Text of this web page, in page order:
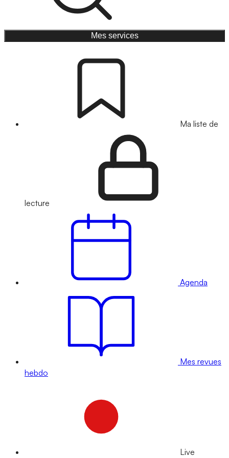
Mes services
Ma liste de
lecture
Agenda
Mes revues
hebdo
Live